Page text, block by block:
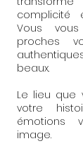
complicité
Vous
proches
beaux.
Le lieu que
votre
émotions
image.